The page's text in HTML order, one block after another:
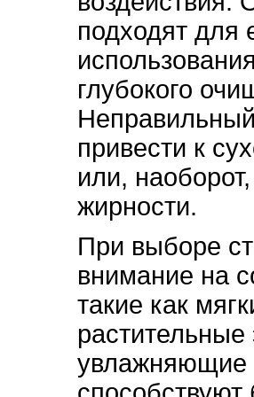
подходят для
глубокого
привести к
или,
жирности.
При выборе
внимание на
такие как
растительные
увлажняющие